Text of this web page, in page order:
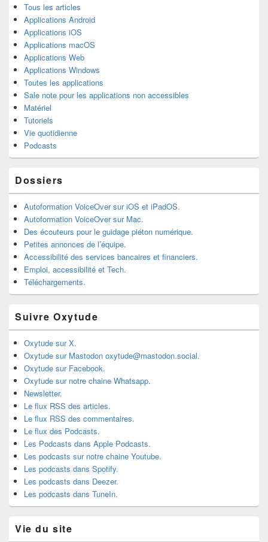
Tous les articles
Applications Android
Applications iOS
Applications macOS
Applications Web
Applications Windows
Toutes les applications
Sale note pour les applications non accessibles
Matériel
Tutoriels
Vie quotidienne
Podcasts
Dossiers
Autoformation VoiceOver sur iOS et iPadOS.
Autoformation VoiceOver sur Mac.
Des écouteurs pour le guidage piéton numérique.
Petites annonces de l’équipe.
Accessibilité des services bancaires et financiers.
Emploi, accessibilité et Tech.
Téléchargements.
Suivre Oxytude
Oxytude sur X.
Oxytude sur Mastodon oxytude@mastodon.social.
Oxytude sur Facebook.
Oxytude sur notre chaine Whatsapp.
Newsletter.
Le flux RSS des articles.
Le flux RSS des commentaires.
Le flux des Podcasts.
Les Podcasts dans Apple Podcasts.
Les podcasts sur notre chaine Youtube.
Les podcasts dans Spotify.
Les podcasts dans Deezer.
Les podcasts dans TuneIn.
Vie du site